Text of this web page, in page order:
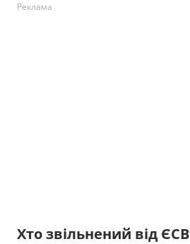
Реклама
Хто звільнений від ЄСВ